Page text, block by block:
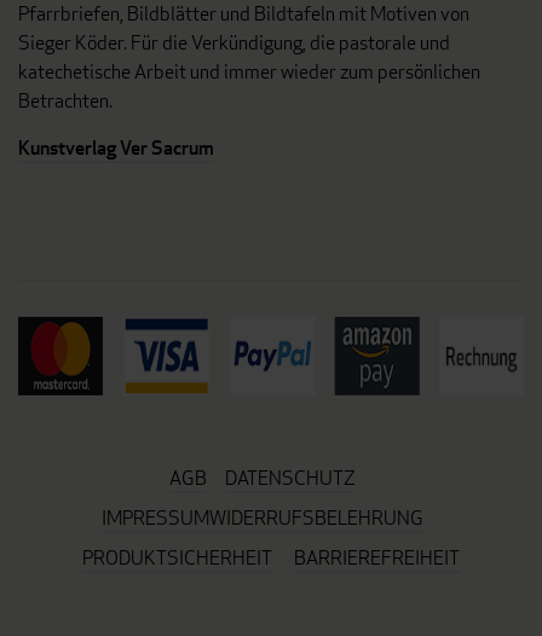
Pfarrbriefen, Bildblätter und Bildtafeln mit Motiven von
Sieger Köder. Für die Verkündigung, die pastorale und
katechetische Arbeit und immer wieder zum persönlichen
Betrachten.
Kunstverlag Ver Sacrum
AGB
DATENSCHUTZ
IMPRESSUMWIDERRUFSBELEHRUNG
PRODUKTSICHERHEIT
BARRIEREFREIHEIT